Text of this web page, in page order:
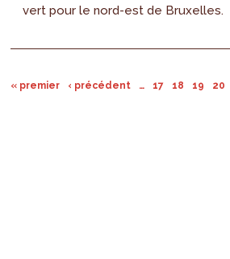
vert pour le nord-est de Bruxelles.
« premier ‹ précédent … 17 18 19 20